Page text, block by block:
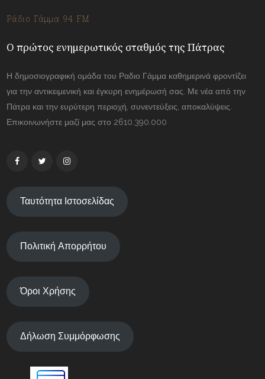
Ράδιο Γάμμα 94 FM
Ο πρώτος ενημερωτικός σταθμός της Πάτρας
Η δημοσιογραφική ομάδα του Ραδιο Γάμμα καθημερινά φροντίζει
για την αντικειμενική και έγκυρη ενημέρωσή σας. Με νέα από την
Πάτρα και την ευρύτερη περιοχή, συνεντεύξεις, αποκαλύψεις.
Επικοινωνήστε μαζί μας στο 2610.390.000
Ταυτότητα Ιστοσελίδας
Πολιτική Απορρήτου
Όροι Χρήσης
Δήλωση Συμμόρφωσης